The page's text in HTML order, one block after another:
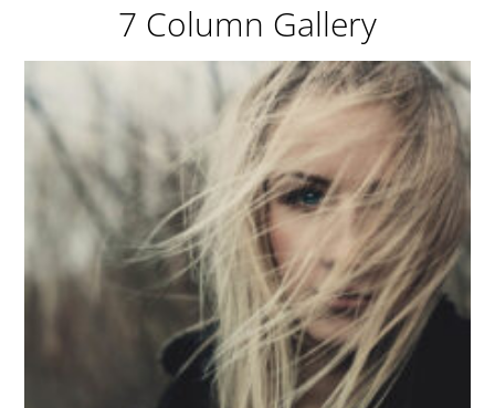
7 Column Gallery